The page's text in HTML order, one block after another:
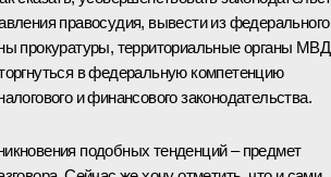
правосудия, вывести из федерального
прокуратуры, территориальные органы МВД
в федеральную компетенцию
и финансового законодательства.
подобных тенденций – предмет